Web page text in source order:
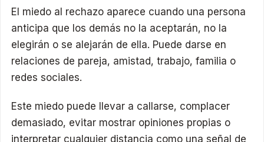
El miedo al rechazo aparece cuando una persona
anticipa que los demás no la aceptarán, no la
elegirán o se alejarán de ella. Puede darse en
relaciones de pareja, amistad, trabajo, familia o
redes sociales.
Este miedo puede llevar a callarse, complacer
demasiado, evitar mostrar opiniones propias o
interpretar cualquier distancia como una señal de